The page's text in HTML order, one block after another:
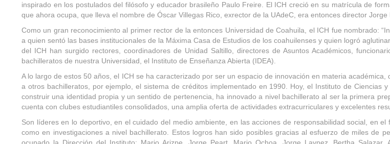
inspirado en los postulados del filósofo y educador brasileño Paulo Freire. El ICH creció en su matrícula de
que ahora ocupa, que lleva el nombre de Óscar Villegas Rico, exrector de la UAdeC, era entonces director Jorge
Como un gran reconocimiento al primer rector de la entonces Universidad de Coahuila, el ICH fue nombrado:
a quien sentó las bases institucionales de la Máxima Casa de Estudios de los coahuilenses y quien logró
del ICH han surgido rectores, coordinadores de Unidad Saltillo, directores de Asuntos Académicos,
bachilleratos de nuestra Universidad, el Instituto de Enseñanza Abierta (IDEA).
A lo largo de estos 50 años, el ICH se ha caracterizado por ser un espacio de innovación en materia
a otros bachilleratos, por ejemplo, el sistema de créditos implementado en 1990. Hoy, el Instituto de Ciencias
construir una identidad propia y un sentido de pertenencia, ha innovado a nivel bachillerato al ser la primera
cuenta con clubes estudiantiles consolidados, una amplia oferta de actividades extracurriculares y excelentes
Son líderes en lo deportivo, en el cuidado del medio ambiente, en las acciones de responsabilidad social, en
como en investigaciones a nivel bachillerato. Estos logros han sido posibles gracias al esfuerzo de miles de